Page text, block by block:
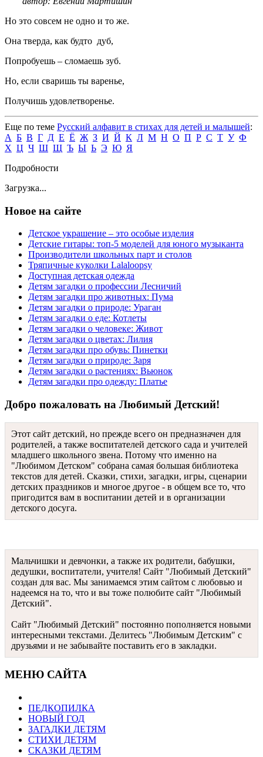
Но это совсем не одно и то же.
Она тверда, как будто дуб,
Попробуешь – сломаешь зуб.
Но, если сваришь ты варенье,
Получишь удовлетворенье.
Еще по теме Русский алфавит в стихах для детей и малышей:
А Б В Г Д Е Ё Ж З И Й К Л М Н О П Р С Т У Ф
Х Ц Ч Ш Щ Ъ Ы Ь Э Ю Я
Подробности
Загрузка...
Новое на сайте
Детское украшение – это особые изделия
Детские гитары: топ-5 моделей для юного музыканта
Производители школьных парт и столов
Тряпичные куколки Lalaloopsy
Доступная детская одежда
Детям загадки о профессии Лесничий
Детям загадки про животных: Пума
Детям загадки о природе: Ураган
Детям загадки о еде: Котлеты
Детям загадки о человеке: Живот
Детям загадки о цветах: Лилия
Детям загадки про обувь: Пинетки
Детям загадки о природе: Заря
Детям загадки о растениях: Вьюнок
Детям загадки про одежду: Платье
Добро пожаловать на Любимый Детский!
Этот сайт детский, но прежде всего он предназначен для
родителей, а также воспитателей детского сада и учителей
младшего школьного звена. Потому что именно на
"Любимом Детском" собрана самая большая библиотека
текстов для детей. Сказки, стихи, загадки, игры, сценарии
детских праздников и многое другое - в общем все то, что
пригодится вам в воспитании детей и в организации
детского досуга.
Мальчишки и девчонки, а также их родители, бабушки,
дедушки, воспитатели, учителя! Сайт "Любимый Детский"
создан для вас. Мы занимаемся этим сайтом с любовью и
надеемся на то, что и вы тоже полюбите сайт "Любимый
Детский".
Сайт "Любимый Детский" постоянно пополняется новыми
интересными текстами. Делитесь "Любимым Детским" с
друзьями и не забывайте поставить его в закладки.
МЕНЮ САЙТА
ПЕДКОПИЛКА
НОВЫЙ ГОД
ЗАГАДКИ ДЕТЯМ
СТИХИ ДЕТЯМ
СКАЗКИ ДЕТЯМ